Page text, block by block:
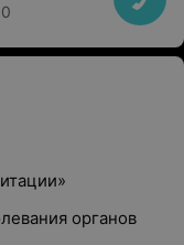
органов